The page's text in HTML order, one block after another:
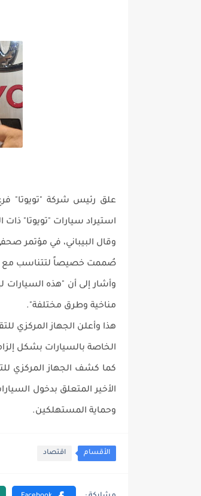
علق رئيس شركة "تويوتا"
استيراد سيارات "تويوتا" ذات
وقال البيباني، في مؤتمر
صُممت خصيصاً لتتناسب مع
وأشار إلى أن "هذه
مناخية وطرق مختلفة".
هذا وأعلن الجهاز المركزي
الخاصة بالسيارات ‏بشكل
كما كشف الجهاز المركزي
الأخير المتعلق ‏بدخول
وحماية المستهلكين.
الأقسام اقتصاد